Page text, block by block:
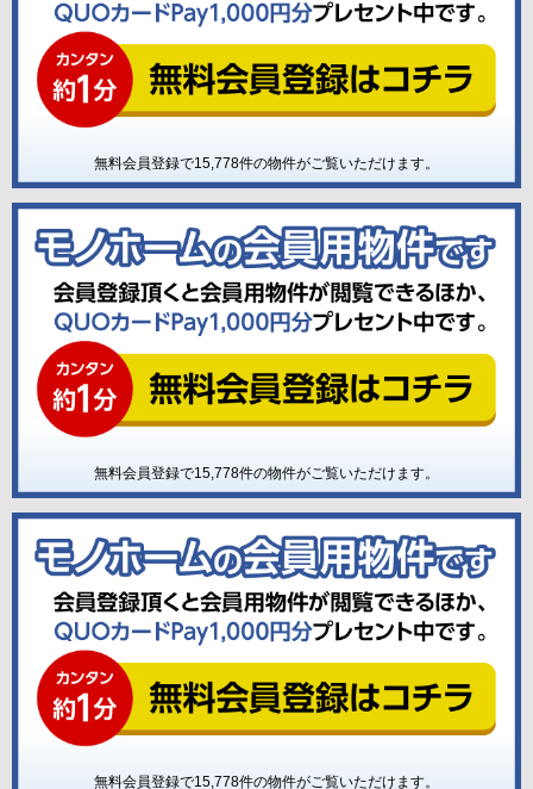
無料会員登録で15,778件の物件がご覧いただけます。
無料会員登録で15,778件の物件がご覧いただけます。
無料会員登録で15,778件の物件がご覧いただけます。